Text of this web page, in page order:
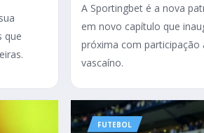
que
A Sportingbet é a nova
em novo capítulo que
próxima com
vascaíno.
FUTEBOL